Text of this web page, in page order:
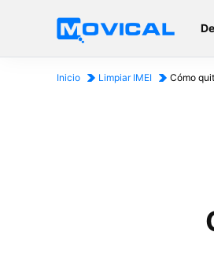
Inicio Limpiar IMEI Cómo